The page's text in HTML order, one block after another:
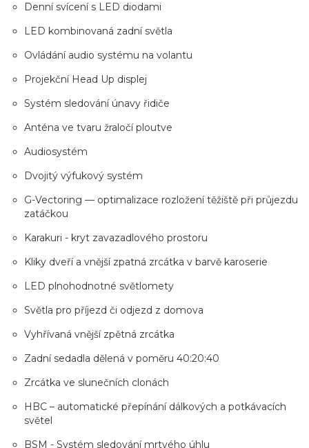
Denní svícení s LED diodami
LED kombinovaná zadní světla
Ovládání audio systému na volantu
Projekční Head Up displej
Systém sledování únavy řidiče
Anténa ve tvaru žraločí ploutve
Audiosystém
Dvojitý výfukový systém
G-Vectoring — optimalizace rozložení těžiště při průjezdu
zatáčkou
Karakuri - kryt zavazadlového prostoru
Kliky dveří a vnější zpatná zrcátka v barvě karoserie
LED plnohodnotné světlomety
Světla pro příjezd či odjezd z domova
Vyhřívaná vnější zpětná zrcátka
Zadní sedadla dělená v poměru 40:20:40
Zrcátka ve slunečních clonách
HBC – automatické přepínání dálkových a potkávacích
světel
BSM - Systém sledování mrtvého úhlu